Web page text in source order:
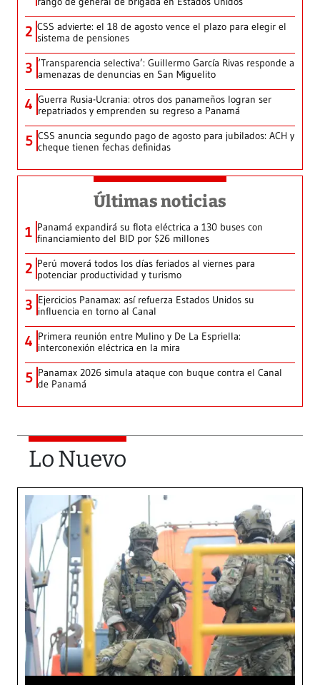
2 CSS advierte: el 18 de agosto vence el plazo para elegir el
sistema de pensiones
3 ‘Transparencia selectiva’: Guillermo García Rivas responde a
amenazas de denuncias en San Miguelito
4 Guerra Rusia-Ucrania: otros dos panameños logran ser
repatriados y emprenden su regreso a Panamá
5 CSS anuncia segundo pago de agosto para jubilados: ACH y
cheque tienen fechas definidas
Últimas noticias
1 Panamá expandirá su flota eléctrica a 130 buses con
financiamiento del BID por $26 millones
2 Perú moverá todos los días feriados al viernes para
potenciar productividad y turismo
3 Ejercicios Panamax: así refuerza Estados Unidos su
influencia en torno al Canal
4 Primera reunión entre Mulino y De La Espriella:
interconexión eléctrica en la mira
5 Panamax 2026 simula ataque con buque contra el Canal
de Panamá
Lo Nuevo